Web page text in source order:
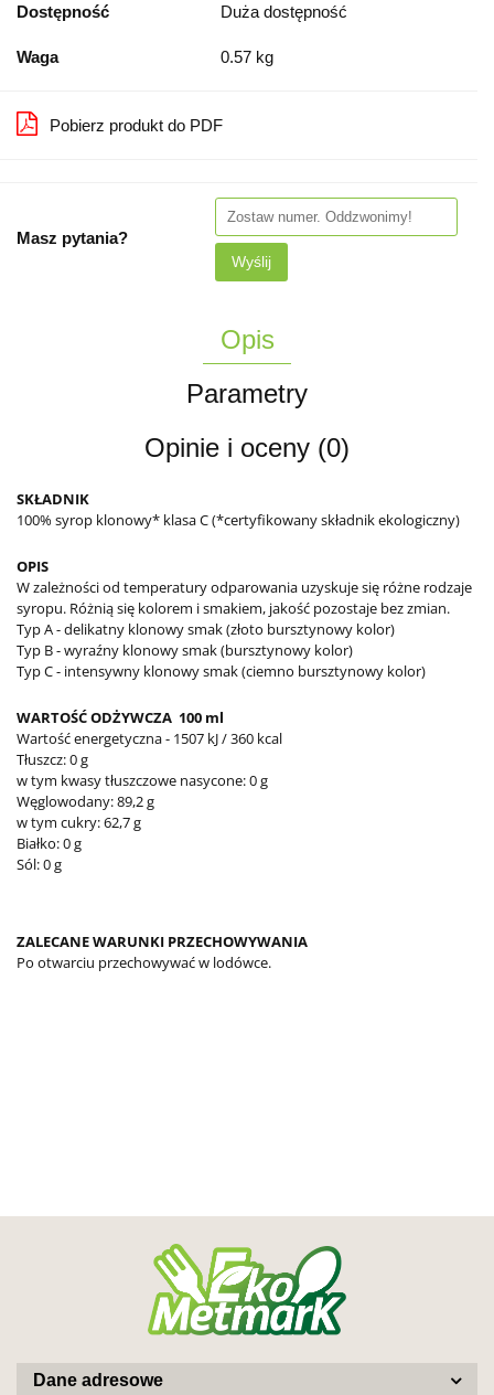
Dostępność Duża dostępność
Waga 0.57 kg
Pobierz produkt do PDF
Masz pytania?
Wyślij
Opis
Parametry
Opinie i oceny (0)
SKŁADNIK
100% syrop klonowy* klasa C (*certyfikowany składnik ekologiczny)
OPIS
W zależności od temperatury odparowania uzyskuje się różne rodzaje
syropu. Różnią się kolorem i smakiem, jakość pozostaje bez zmian.
Typ A - delikatny klonowy smak (złoto bursztynowy kolor)
Typ B - wyraźny klonowy smak (bursztynowy kolor)
Typ C - intensywny klonowy smak (ciemno bursztynowy kolor)
WARTOŚĆ ODŻYWCZA 100 ml
Wartość energetyczna - 1507 kJ / 360 kcal
Tłuszcz: 0 g
w tym kwasy tłuszczowe nasycone: 0 g
Węglowodany: 89,2 g
w tym cukry: 62,7 g
Białko: 0 g
Sól: 0 g
ZALECANE WARUNKI PRZECHOWYWANIA
Po otwarciu przechowywać w lodówce.
Dane adresowe